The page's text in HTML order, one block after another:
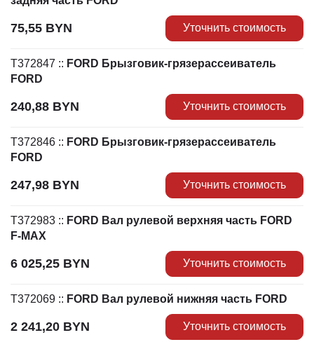
75,55 BYN Уточнить стоимость
T372847 :: FORD Брызговик-грязерассеиватель
FORD
240,88 BYN Уточнить стоимость
T372846 :: FORD Брызговик-грязерассеиватель
FORD
247,98 BYN Уточнить стоимость
T372983 :: FORD Вал рулевой верхняя часть FORD
F-MAX
6 025,25 BYN Уточнить стоимость
T372069 :: FORD Вал рулевой нижняя часть FORD
2 241,20 BYN Уточнить стоимость